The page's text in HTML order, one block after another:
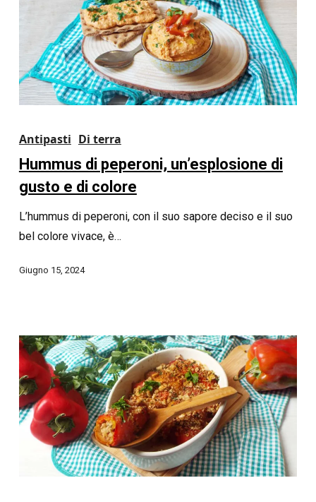
Antipasti Di terra
Hummus di peperoni, un’esplosione di
gusto e di colore
L’hummus di peperoni, con il suo sapore deciso e il suo
bel colore vivace, è…
Giugno 15, 2024